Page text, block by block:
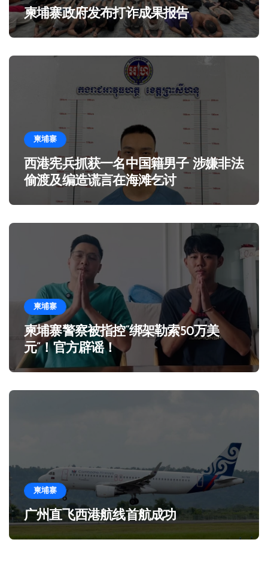
柬埔寨政府发布打诈成果报告
柬埔寨
西港宪兵抓获一名中国籍男子 涉嫌非法
偷渡及编造谎言在海滩乞讨
柬埔寨
柬埔寨警察被指控“绑架勒索50万美
元”！官方辟谣！
柬埔寨
广州直飞西港航线首航成功